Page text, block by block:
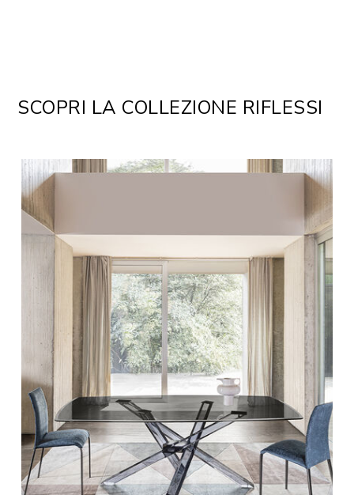
SCOPRI LA COLLEZIONE RIFLESSI